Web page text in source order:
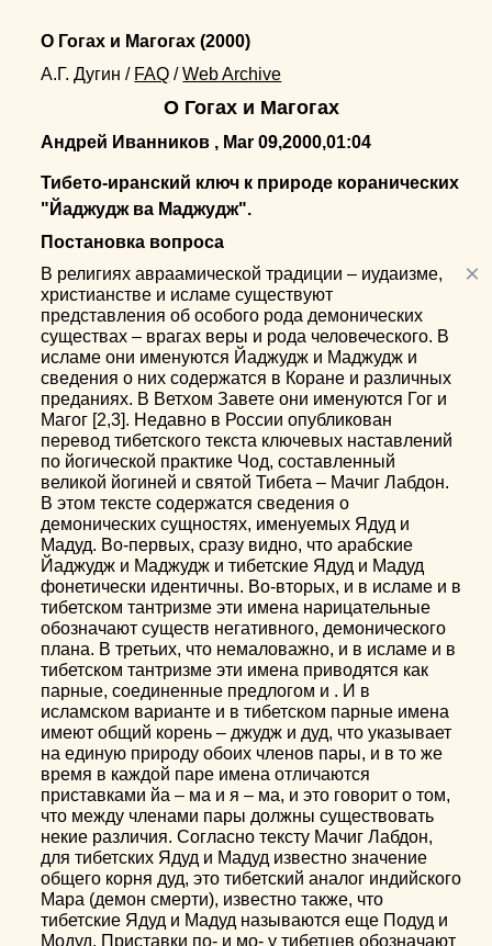
×
О Гогах и Магогах (2000)
А.Г. Дугин / FAQ / Web Archive
О Гогах и Магогах
Андрей Иванников , Mar 09,2000,01:04
Тибето-иранский ключ к природе коранических
"Йаджудж ва Маджудж".
Постановка вопроса
В религиях авраамической традиции – иудаизме,
христианстве и исламе существуют
представления об особого рода демонических
существах – врагах веры и рода человеческого. В
исламе они именуются Йаджудж и Маджудж и
сведения о них содержатся в Коране и различных
преданиях. В Ветхом Завете они именуются Гог и
Магог [2,3]. Недавно в России опубликован
перевод тибетского текста ключевых наставлений
по йогической практике Чод, составленный
великой йогиней и святой Тибета – Мачиг Лабдон.
В этом тексте содержатся сведения о
демонических сущностях, именуемых Ядуд и
Мадуд. Во-первых, сразу видно, что арабские
Йаджудж и Маджудж и тибетские Ядуд и Мадуд
фонетически идентичны. Во-вторых, и в исламе и в
тибетском тантризме эти имена нарицательные
обозначают существ негативного, демонического
плана. В третьих, что немаловажно, и в исламе и в
тибетском тантризме эти имена приводятся как
парные, соединенные предлогом и . И в
исламском варианте и в тибетском парные имена
имеют общий корень – джудж и дуд, что указывает
на единую природу обоих членов пары, и в то же
время в каждой паре имена отличаются
приставками йа – ма и я – ма, и это говорит о том,
что между членами пары должны существовать
некие различия. Согласно тексту Мачиг Лабдон,
для тибетских Ядуд и Мадуд известно значение
общего корня дуд, это тибетский аналог индийского
Мара (демон смерти), известно также, что
тибетские Ядуд и Мадуд называются еще Подуд и
Модуд. Приставки по- и мо- у тибетцев обозначают